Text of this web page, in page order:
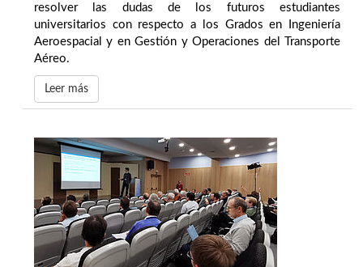
resolver las dudas de los futuros estudiantes
universitarios con respecto a los Grados en Ingeniería
Aeroespacial y en Gestión y Operaciones del Transporte
Aéreo.
Leer más